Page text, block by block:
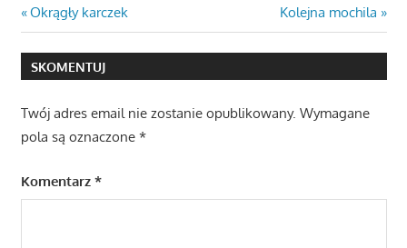
Nawigacja
wpisu
Previous
Post:
Okrągły karczek
Next
Post:
Kolejna mochila
SKOMENTUJ
Twój adres email nie zostanie opublikowany. Wymagane
pola są oznaczone *
Komentarz *